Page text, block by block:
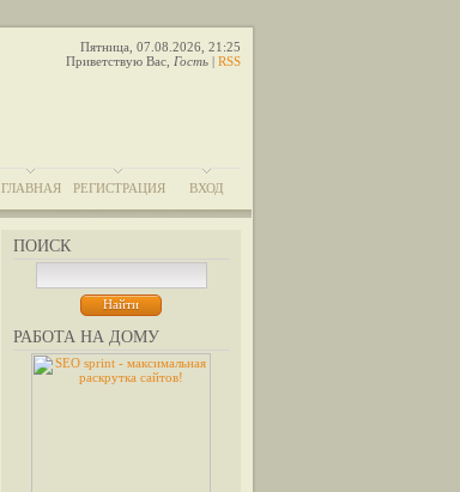
Пятница, 07.08.2026, 21:25
Приветствую Вас Гость | RSS
ГЛАВНАЯ РЕГИСТРАЦИЯ ВХОД
ПОИСК
РАБОТА НА ДОМУ